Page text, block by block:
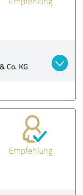
Co. KG
Empfehlung